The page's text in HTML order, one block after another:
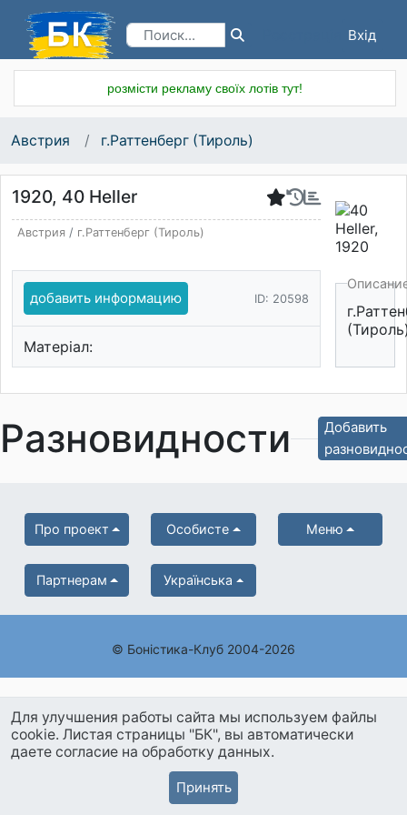
Вхід
розмісти рекламу своїх лотів тут!
Австрия г.Раттенберг (Тироль)
1920, 40 Heller
Австрия/ г.Раттенберг (Тироль)
добавить информацию ID: 20598
Матеріал:
Разновидности
Добавить
Про проект Особисте Меню
Партнерам Українська
© Боністика-Клуб 2004-2026
Для улучшения работы сайта мы используем файлы
cookie. Листая страницы "БК", вы автоматически
даете согласие на обработку данных.
Принять